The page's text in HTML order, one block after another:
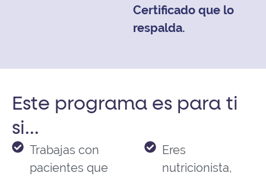
Certificado que lo
respalda.
Este programa es para ti
si...
Trabajas con
pacientes que
Eres
nutricionista,